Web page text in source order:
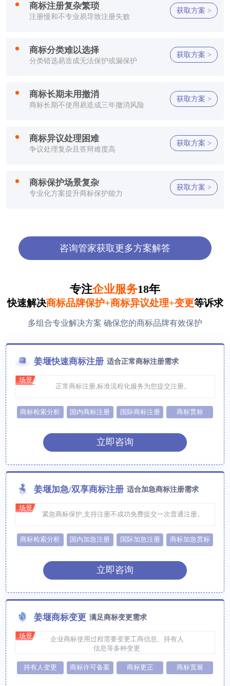
方** 150****2321 1小时前
方** 150****2321 1小时前
方** 150****7886 1小时前
郑** 132****2659 1小时前
方** 150****2321 1小时前
商标注册复杂繁琐
注册慢和不专业易导致注册失败
获取方案 >
商标分类难以选择
分类错选易造成无法保护或漏保护
获取方案 >
商标长期未用撤消
商标长期不使用易造成三年撤消风险
获取方案 >
商标异议处理困难
争议处理复杂且答辩难度高
获取方案 >
商标保护场景复杂
专业化方案提升商标保护能力
获取方案 >
咨询管家获取更多方案解答
专注企业服务18年
快速解决商标品牌保护+商标异议处理+变更等诉求
多组合专业解决方案 确保您的商标品牌有效保护
姜堰快速商标注册 适合正常商标注册需求
场景
正常商标注册,标准流程化服务为您提交注册。
商标检索分析 国内商标注册 国际商标注册 商标贯标
立即咨询
姜堰加急/双享商标注册 适合加急商标注册需求
场景
紧急商标保护,支持注册不成功免费提交一次普通注册。
商标检索分析 国内加急注册 国际加急注册 商标加急贯标
立即咨询
姜堰商标变更 满足商标变更需求
场景
企业商标使用过程需要变更工商信息、持有人
信息等多种变更
持有人变更 商标许可备案 商标更正 商标宽展